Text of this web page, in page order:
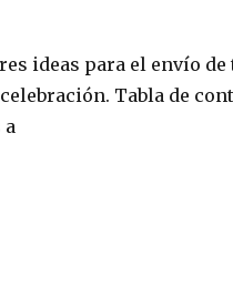
ideas para el envío
Tabla de
a